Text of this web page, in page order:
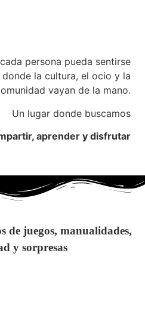
persona pueda sentirse
la cultura, el ocio y la
vayan de la mano.
Un lugar donde buscamos
aprender y disfrutar
de juegos, manualidades,
y sorpresas